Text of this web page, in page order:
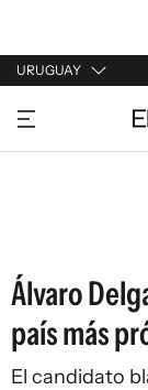
URUGUAY
URUGUAY
ARGENTINA
Álvaro
país más
El candidato